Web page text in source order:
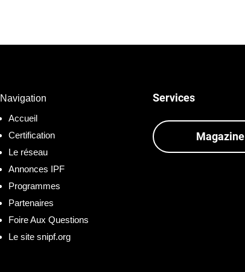
Navigation
Accueil
Certification
Le réseau
Annonces IPF
Programmes
Partenaires
Foire Aux Questions
Le site snipf.org
Services
Magazine